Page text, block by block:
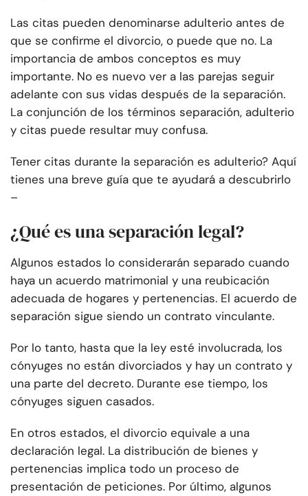
Las citas pueden denominarse adulterio antes de
que se confirme el divorcio, o puede que no. La
importancia de ambos conceptos es muy
importante. No es nuevo ver a las parejas seguir
adelante con sus vidas después de la separación.
La conjunción de los términos separación, adulterio
y citas puede resultar muy confusa.
Tener citas durante la separación es adulterio? Aquí
tienes una breve guía que te ayudará a descubrirlo
–
¿Qué es una separación legal?
Algunos estados lo considerarán separado cuando
haya un acuerdo matrimonial y una reubicación
adecuada de hogares y pertenencias. El acuerdo de
separación sigue siendo un contrato vinculante.
Por lo tanto, hasta que la ley esté involucrada, los
cónyuges no están divorciados y hay un contrato y
una parte del decreto. Durante ese tiempo, los
cónyuges siguen casados.
En otros estados, el divorcio equivale a una
declaración legal. La distribución de bienes y
pertenencias implica todo un proceso de
presentación de peticiones. Por último, algunos